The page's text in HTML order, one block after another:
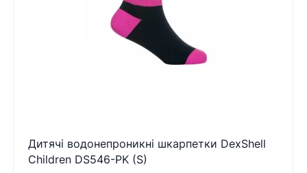
Дитячі водонепроникні шкарпетки DexShell
Children DS546-PK (S)